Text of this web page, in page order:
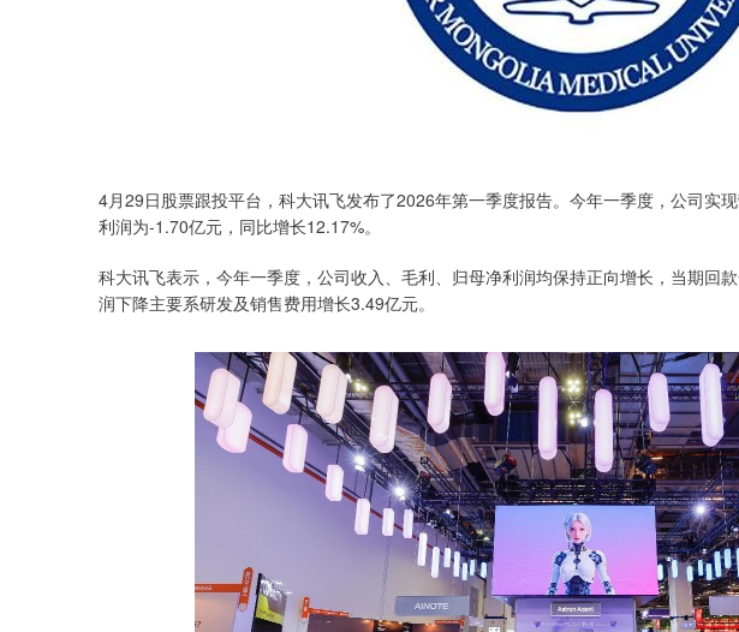
4月29日股票跟投平台，科大讯飞发布了2026年第一季度报告。今年一季度，公司实
利润为-1.70亿元，同比增长12.17%。
科大讯飞表示，今年一季度，公司收入、毛利、归母净利润均保持正向增长，当期回
润下降主要系研发及销售费用增长3.49亿元。